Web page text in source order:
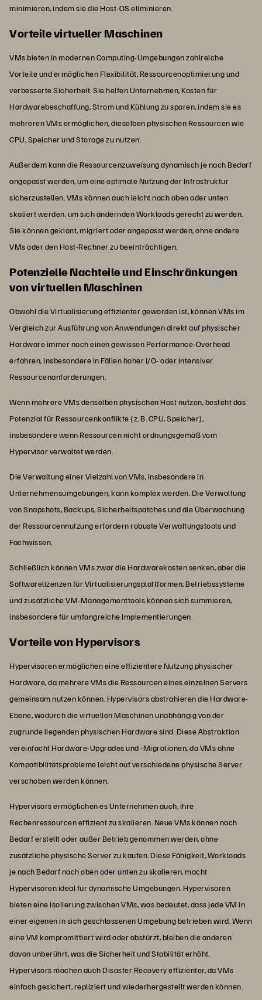
minimieren, indem sie die Host-OS eliminieren.
Vorteile virtueller Maschinen
VMs bieten in modernen Computing-Umgebungen zahlreiche
Vorteile und ermöglichen Flexibilität, Ressourcenoptimierung und
verbesserte Sicherheit. Sie helfen Unternehmen, Kosten für
Hardwarebeschaffung, Strom und Kühlung zu sparen, indem sie es
mehreren VMs ermöglichen, dieselben physischen Ressourcen wie
CPU, Speicher und Storage zu nutzen.
Außerdem kann die Ressourcenzuweisung dynamisch je nach Bedarf
angepasst werden, um eine optimale Nutzung der Infrastruktur
sicherzustellen. VMs können auch leicht nach oben oder unten
skaliert werden, um sich ändernden Workloads gerecht zu werden.
Sie können geklont, migriert oder angepasst werden, ohne andere
VMs oder den Host-Rechner zu beeinträchtigen.
Potenzielle Nachteile und Einschränkungen
von virtuellen Maschinen
Obwohl die Virtualisierung effizienter geworden ist, können VMs im
Vergleich zur Ausführung von Anwendungen direkt auf physischer
Hardware immer noch einen gewissen Performance-Overhead
erfahren, insbesondere in Fällen hoher I/O- oder intensiver
Ressourcenanforderungen.
Wenn mehrere VMs denselben physischen Host nutzen, besteht das
Potenzial für Ressourcenkonflikte (z. B. CPU, Speicher),
insbesondere wenn Ressourcen nicht ordnungsgemäß vom
Hypervisor verwaltet werden.
Die Verwaltung einer Vielzahl von VMs, insbesondere in
Unternehmensumgebungen, kann komplex werden. Die Verwaltung
von Snapshots, Backups, Sicherheitspatches und die Überwachung
der Ressourcennutzung erfordern robuste Verwaltungstools und
Fachwissen.
Schließlich können VMs zwar die Hardwarekosten senken, aber die
Softwarelizenzen für Virtualisierungsplattformen, Betriebssysteme
und zusätzliche VM-Managementtools können sich summieren,
insbesondere für umfangreiche Implementierungen.
Vorteile von Hypervisors
Hypervisoren ermöglichen eine effizientere Nutzung physischer
Hardware, da mehrere VMs die Ressourcen eines einzelnen Servers
gemeinsam nutzen können. Hypervisors abstrahieren die Hardware-
Ebene, wodurch die virtuellen Maschinen unabhängig von der
zugrunde liegenden physischen Hardware sind. Diese Abstraktion
vereinfacht Hardware-Upgrades und -Migrationen, da VMs ohne
Kompatibilitätsprobleme leicht auf verschiedene physische Server
verschoben werden können.
Hypervisors ermöglichen es Unternehmen auch, ihre
Rechenressourcen effizient zu skalieren. Neue VMs können nach
Bedarf erstellt oder außer Betrieb genommen werden, ohne
zusätzliche physische Server zu kaufen. Diese Fähigkeit, Workloads
je nach Bedarf nach oben oder unten zu skalieren, macht
Hypervisoren ideal für dynamische Umgebungen. Hypervisoren
bieten eine Isolierung zwischen VMs, was bedeutet, dass jede VM in
einer eigenen in sich geschlossenen Umgebung betrieben wird. Wenn
eine VM kompromittiert wird oder abstürzt, bleiben die anderen
davon unberührt, was die Sicherheit und Stabilität erhöht.
Hypervisors machen auch Disaster Recovery effizienter, da VMs
einfach gesichert, repliziert und wiederhergestellt werden können.